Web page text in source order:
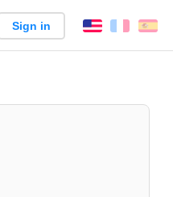
Sign in English